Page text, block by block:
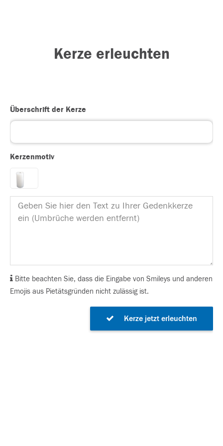
Kerze erleuchten
Überschrift der Kerze
Kerzenmotiv
Bitte beachten Sie, dass die Eingabe von Smileys und anderen
Emojis aus Pietätsgründen nicht zulässig ist.
Kerze jetzt erleuchten